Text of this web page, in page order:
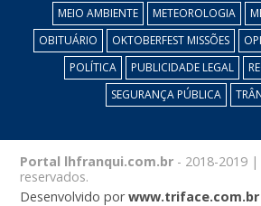
MEIO AMBIENTE
METEOROLOGIA
OBITUÁRIO
OKTOBERFEST MISSÕES
POLÍTICA
PUBLICIDADE LEGAL
SEGURANÇA PÚBLICA
Portal lhfranqui.com.br - 2018-2019
reservados.
Desenvolvido porwww.triface.com.br